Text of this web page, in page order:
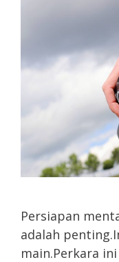
Persiapan
adalah
main.Perkara